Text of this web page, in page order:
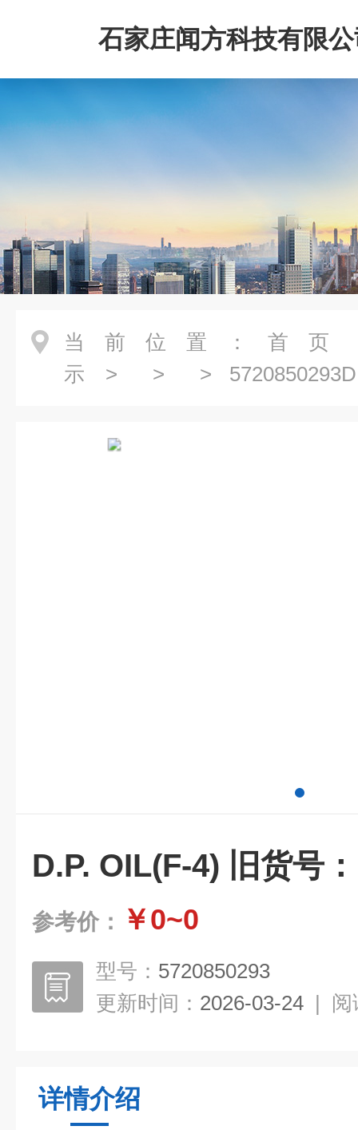
石家庄闻方科技有限
当前位置： 首页
示
> > >
D.P. OIL(F-4) 旧货号
参考价： ￥0~0
型号： 5720850293
更新时间： 2026-03-24 | 阅
详情介绍